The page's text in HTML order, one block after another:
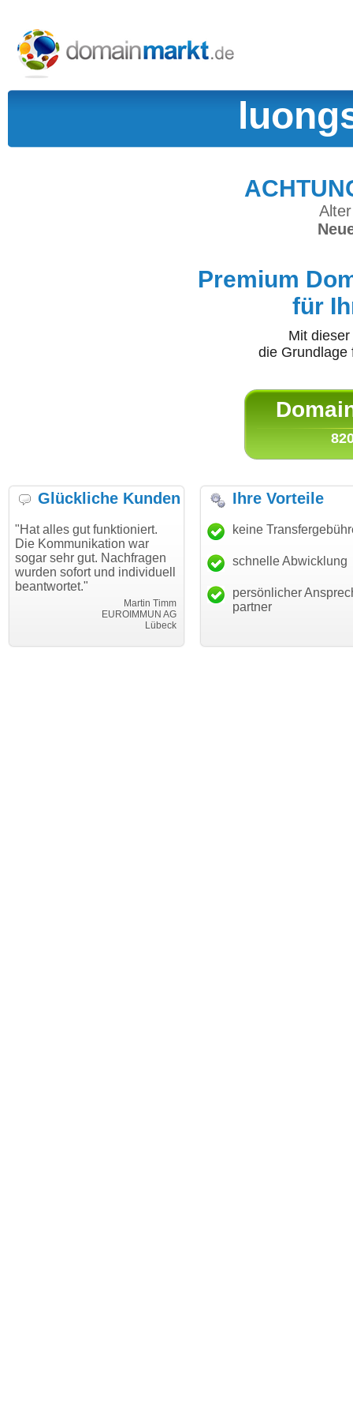
Premium
für
Mit
die
Glückliche Kunden
gut funktioniert.
war
sehr gut. Nachfragen
sofort und individuell
Martin Timm
EUROIMMUN AG
"Danke für den schnellen
Transfer und guten Service!"
Thomas Schäfer
i can eckert communication GmbH
"Ich
Ihre Vorteile
keine
schnelle Abwicklung
persönlicher
partner